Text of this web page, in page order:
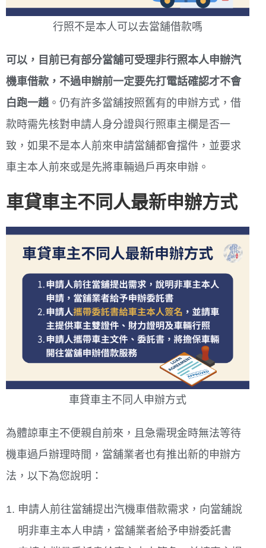
行照不是本人可以去當舖借款嗎
可以，目前已有部分當舖可受理非行照本人申辦汽
機車借款，不過申辦前一定要先打電話確認才不會
白跑一趟。仍有許多當舖按照舊有的申辦方式，借
款時需先核對申請人身分證與行照車主欄是否一
致，如果不是本人前來申請當舖都會擋件，並要求
車主本人前來或是先將車輛過戶再來申辦。
車貸車主不同人最新申辦方式
車貸車主不同人申辦方式
為體諒車主不便親自前來，且急需現金時無法等待
機車過戶辦理時間，當舖業者也有推出新的申辦方
法，以下為您說明：
申請人前往當舖提出汽機車借款需求，向當舖說
明非車主本人申請，當舖業者給予申辦委託書